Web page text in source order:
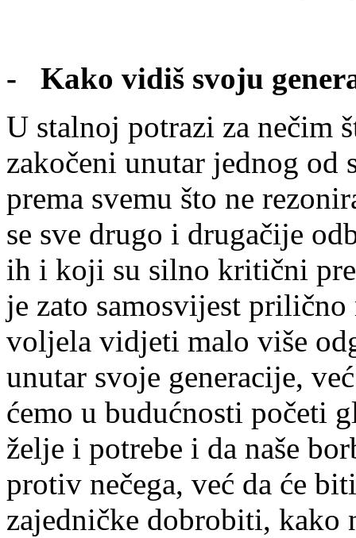
- Kako vidiš svoju
U stalnoj potrazi za nečim
zakočeni unutar jednog
prema svemu što ne
se sve drugo i drugačije
ih i koji su silno kritični
je zato samosvijest
voljela vidjeti malo više
unutar svoje generacije,
ćemo u budućnosti početi
želje i potrebe i da naše
protiv nečega, već da će
zajedničke dobrobiti, kako